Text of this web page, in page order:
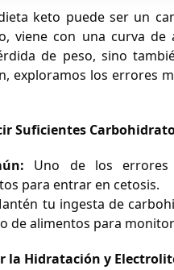
keto puede ser un
viene con una curva
de peso, sino
exploramos los errores
Suficientes
Uno de los errores
para entrar en cetosis.
tu ingesta de
de alimentos para
la Hidratación y